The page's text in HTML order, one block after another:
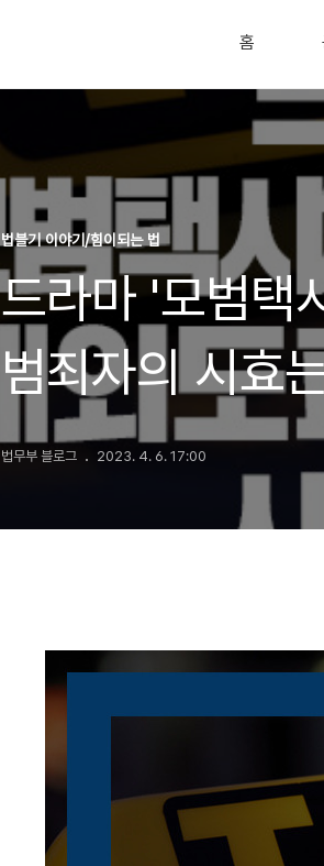
홈
법블기 이야기/힘이되는 법
드라마 '모범택
범죄자의 시효
법무부 블로그 2023. 4. 6. 17:00